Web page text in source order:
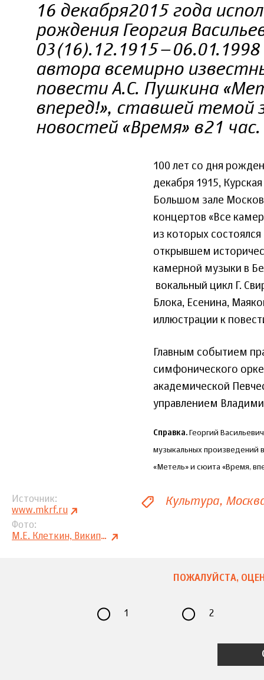
16 декабря 2015 года
рождения Георгия
автора всемирно
повести А.С. Пушкина
вперед!», ставшей темой
новостей «Время» в 21 час.
100 лет со дня
декабря 1915,
Большом зале
концертов «Все
из которых
открывшем
камерной музыки в
вокальный цикл Г.
Блока, Есенина,
иллюстрации к
Главным событием
симфонического
академической
управлением
Справка. Георгий
музыкальных произведений
«Метель» и сюита «Время,
Источник
www.mkrf.ru
Фото
М.Е. Клеткин, Википедия
Культура
ПОЖАЛУЙСТА,
1 2